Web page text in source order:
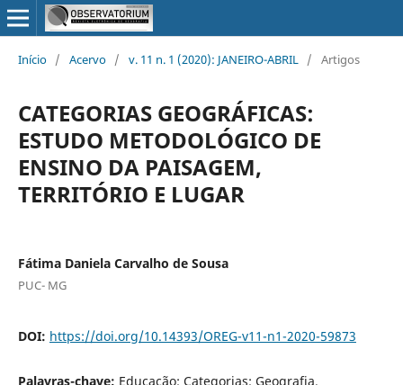
Início / Acervo / v. 11 n. 1 (2020): JANEIRO-ABRIL / Artigos
CATEGORIAS GEOGRÁFICAS:
ESTUDO METODOLÓGICO DE
ENSINO DA PAISAGEM,
TERRITÓRIO E LUGAR
Fátima Daniela Carvalho de Sousa
PUC- MG
DOI: https://doi.org/10.14393/OREG-v11-n1-2020-59873
Palavras-chave: Educação; Categorias; Geografia.